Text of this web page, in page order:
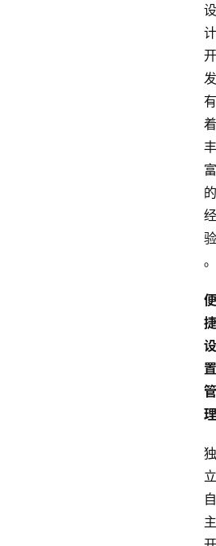
设
计
开
发
有
着
丰
富
的
经
验
。
便
捷
设
置
管
理
独
立
自
主